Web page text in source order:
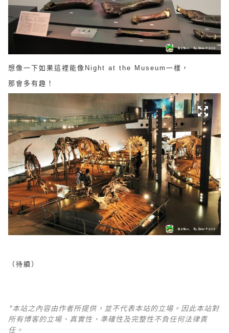
想像一下如果這裡能像Night at the Museum一樣，
那會多有趣！
（待續）
*本站之內容由作者所提供，並不代表本站的立場。因此本站對
所有博客的立場、真實性、準確性及完整性不負任何法律責
任。